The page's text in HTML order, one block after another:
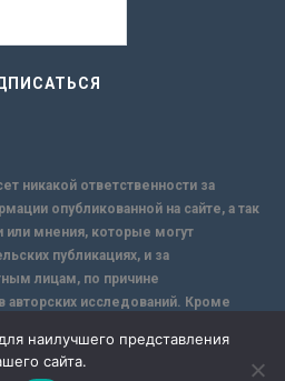
никакой ответственности за
опубликованной на сайте, а так
мнения, которые могут
публикациях, и за
лицам, по причине
авторских исследований. Кроме
Сайт не несет ответственности за
наилучшего представления
сайта.